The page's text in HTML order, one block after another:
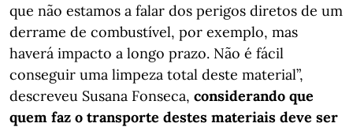
que não estamos a falar dos perigos diretos de um
derrame de combustível, por exemplo, mas
haverá impacto a longo prazo. Não é fácil
conseguir uma limpeza total deste material”,
descreveu Susana Fonseca, considerando que
quem faz o transporte destes materiais deve ser